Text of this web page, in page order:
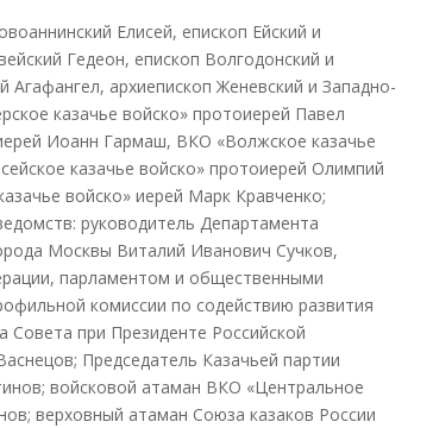
Елисей, епископ Ейский и
Гедеон, епископ Волгодонский и
Агафангел, архиепископ Женевский и Западно-
казачье войско» протоиерей Павел
Иоанн Гармаш, ВКО «Волжское казачье
казачье войско» протоиерей Олимпий
войско» иерей Марк Кравченко;
руководитель Департамента
Москвы Виталий Иванович Сучков,
парламентом и общественными
комиссии по содействию развития
Совета при Президенте Российской
Председатель Казачьей партии
войсковой атаман ВКО «Центральное
верховный атаман Союза казаков России